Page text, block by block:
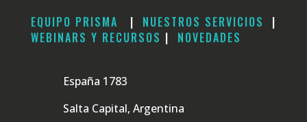
EQUIPO PRISMA | NUESTROS SERVICIOS
|
WEBINARS Y RECURSOS | NOVEDADES
España 1783
Salta Capital, Argentina